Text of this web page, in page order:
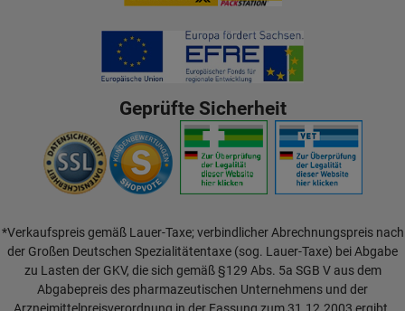
Geprüfte Sicherheit
*Verkaufspreis gemäß Lauer-Taxe; verbindlicher Abrechnungspreis nach
der Großen Deutschen Spezialitätentaxe (sog. Lauer-Taxe) bei Abgabe
zu Lasten der GKV, die sich gemäß §129 Abs. 5a SGB V aus dem
Abgabepreis des pharmazeutischen Unternehmens und der